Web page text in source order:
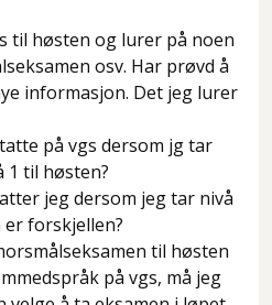
til høsten og lurer på noen
osv. Har prøvd å
informasjon. Det jeg lurer
på vgs dersom jg tar
1 til høsten?
jeg dersom jeg tar nivå
er forskjellen?
til høsten
på vgs, må jeg